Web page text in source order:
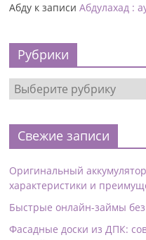
Абду к записиАбдулахад :
Рубрики
Свежие записи
Оригинальный
характеристики и
Быстрые онлайн-займы
Фасадные доски из ДПК: